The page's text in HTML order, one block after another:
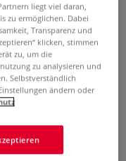
Serie
liegt viel daran,
zu ermöglichen. Dabei
Transparenz und
klicken, stimmen
zu, um die
zu analysieren und
Selbstverständlich
ändern oder